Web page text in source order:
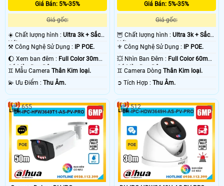
Giá Bán: 5%-35%
Giá gốc:
☀️ Chất lượng hình : Ultra 3k + Sắc
Nét .
⚒ Công Nghệ Sử Dụng :
IP POE.
🌔 Xem ban đêm : Full Color 30m
Có Màu Ban Ðêm.
♊ Mẫu Camera Thân Kim loại.
️💫 Ưu Điểm : Thu Âm.
Giá Bán: 5%-35%
Giá gốc:
🦉 Chất lượng hình :Ultra 3k + Sắc
Nét .
⚜️ Công Nghệ Sử Dụng :
IP POE.
💥 Nhìn Ban Đêm : Full Color 60m
Có Màu Ban Ðêm.
♊ Camera DòngThân Kim loại.
️➲ Tích Hợp :Thu Âm.
655 512